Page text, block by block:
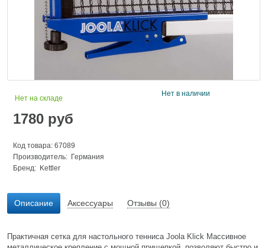
Нет на складе
1780 руб
Код товара: 67089
Производитель: Германия
Бренд: Kettler
Нет в наличии
Описание Аксессуары Отзывы (0)
Практичная сетка для настольного тенниса Joola Klick Массивное